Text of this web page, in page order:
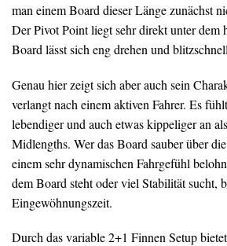
man einem Board dieser Länge zunächst
Der Pivot Point liegt sehr direkt unter dem
Board lässt sich eng drehen und
Genau hier zeigt sich aber auch sein
verlangt nach einem aktiven Fahrer. Es
lebendiger und auch etwas kippeliger an
Midlengths. Wer das Board sauber über
einem sehr dynamischen Fahrgefühl
dem Board steht oder viel Stabilität sucht,
Eingewöhnungszeit.
Durch das variable 2+1 Finnen Setup